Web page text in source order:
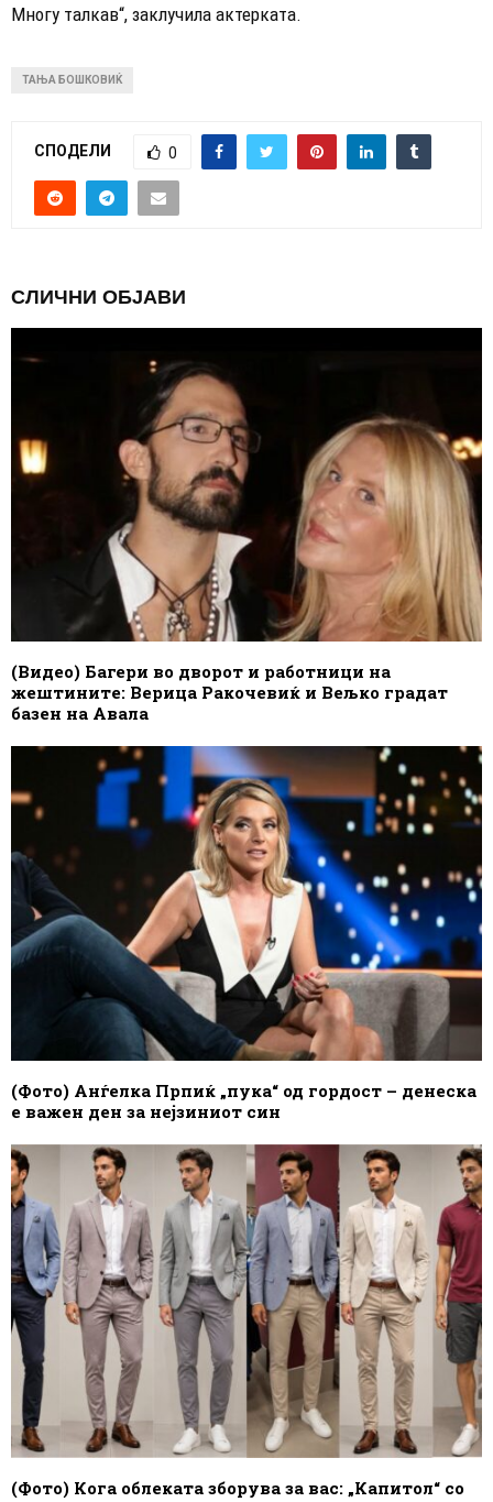
Многу талкав“, заклучила актерката.
ТАЊА БОШКОВИЌ
СПОДЕЛИ 0
СЛИЧНИ ОБЈАВИ
(Видео) Багери во дворот и работници на
жештините: Верица Ракочевиќ и Вељко градат
базен на Авала
(Фото) Анѓелка Прпиќ „пука“ од гордост – денеска
е важен ден за нејзиниот син
(Фото) Кога облеката зборува за вас: „Капитол“ со